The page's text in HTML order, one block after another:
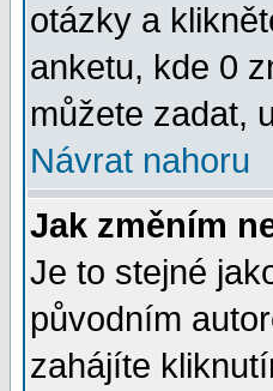
otázky a
anketu, kde 0
můžete zadat,
Návrat nahoru
Jak změním
Je to stejné
původním
zahájíte